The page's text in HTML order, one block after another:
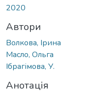
2020
Автори
Волкова, Ірина
Масло, Ольга
Ібрагімова, У.
Анотація